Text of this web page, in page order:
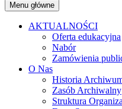
Menu główne
AKTUALNOŚCI
Oferta edukacyjna
Nabór
Zamówienia
O Nas
Historia
Zasób Archiwalny
Struktura